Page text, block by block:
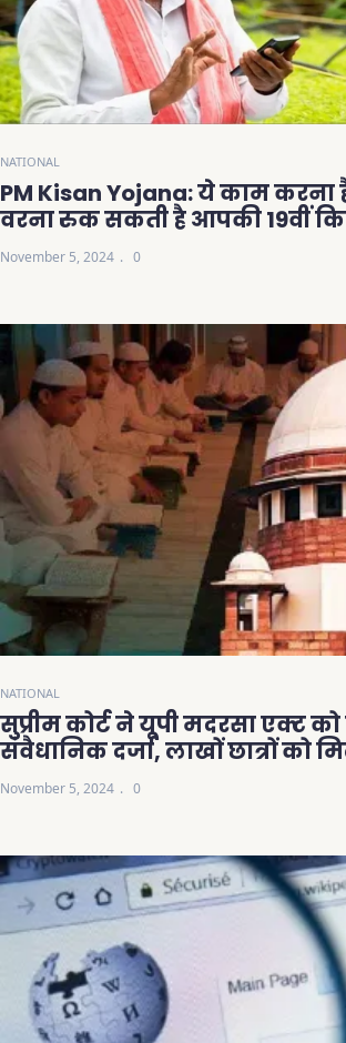
NATIONAL
PM Kisan Yojana: ये काम करना
वरना रुक सकती है आपकी 19वीं
November 5, 2024 0
NATIONAL
सुप्रीम कोर्ट ने यूपी मदरसा एक्ट को
संवैधानिक दर्जा, लाखों छात्रों को
November 5, 2024 0